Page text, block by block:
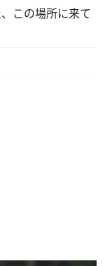
この場所に来て